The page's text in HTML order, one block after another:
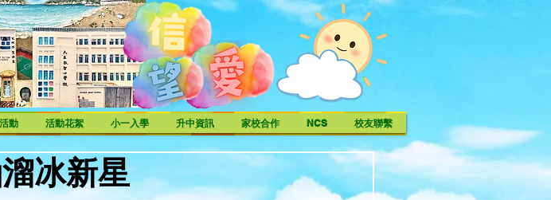
動 活動花絮 小一入學 升中資訊 家校合作 NCS 校友聯繫
冰新星